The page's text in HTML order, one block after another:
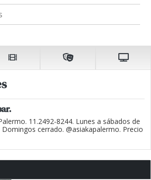
11.2492-8244. Lunes a sábados de
Domingos cerrado. @asiakapalermo. Precio